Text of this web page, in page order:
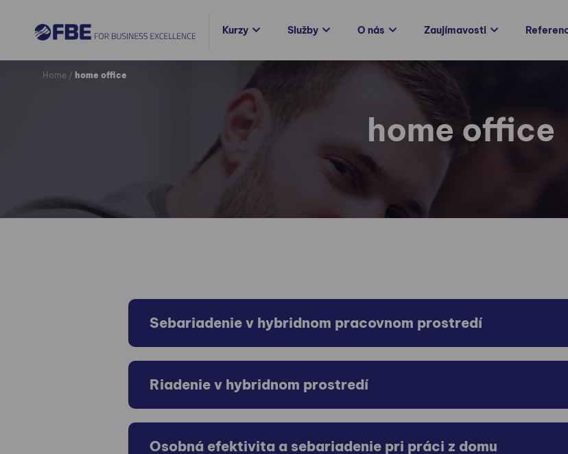
Kurzy Služby O nás Zaujímavosti
home office
Home / home office
Sebariadenie v hybridnom pracovnom prostredí
Riadenie v hybridnom prostredí
Osobná efektivita a sebariadenie pri práci z domu